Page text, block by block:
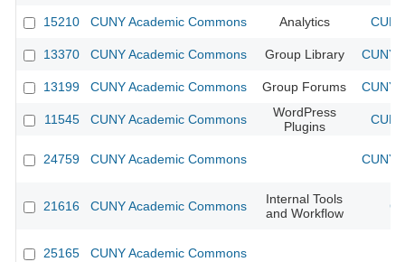
15210 CUNY Academic Commons Analytics
13370 CUNY Academic Commons Group Library CUNY
13199 CUNY Academic Commons Group Forums CUNY
11545 CUNY Academic Commons
WordPress
Plugins
24759 CUNY Academic Commons CUNY
21616 CUNY Academic Commons
Internal Tools
and Workflow
25165 CUNY Academic Commons